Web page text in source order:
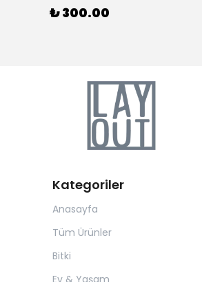
₺ 300.00
Kategoriler
Anasayfa
Tüm Ürünler
Bitki